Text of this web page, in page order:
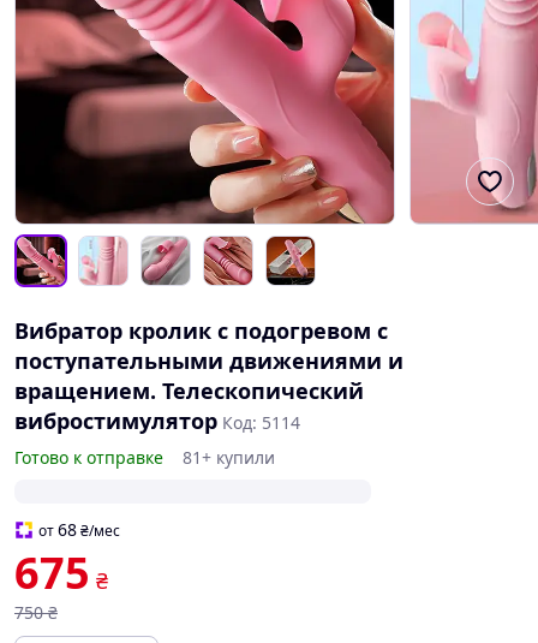
Вибратор кролик с подогревом с
поступательными движениями и
вращением. Телескопический
вибростимулятор Код: 5114
Готово к отправке
81+ купили
от68₴/мес
675 ₴
750 ₴